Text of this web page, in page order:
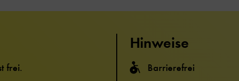
frei.
Hinweise
Barrierefrei